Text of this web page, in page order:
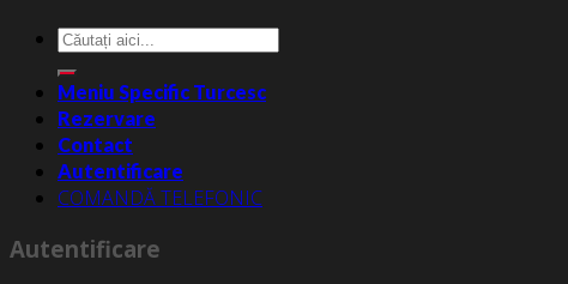
Caută
după:
Meniu Specific Turcesc
Rezervare
Contact
Autentificare
COMANDĂ TELEFONIC
Autentificare